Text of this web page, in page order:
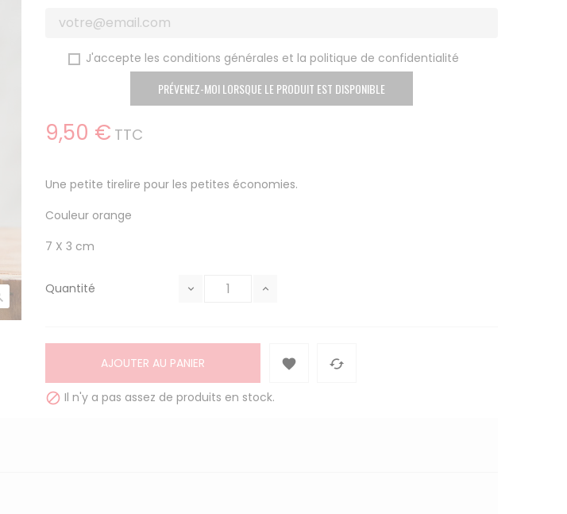
J'accepte les conditions générales et la politique de confidentialité
PRÉVENEZ-MOI LORSQUE LE PRODUIT EST DISPONIBLE
9,50 € TTC
Une petite tirelire pour les petites économies.
Couleur orange
7 X 3 cm
Quantité
AJOUTER AU PANIER  
 Il n'y a pas assez de produits en stock.